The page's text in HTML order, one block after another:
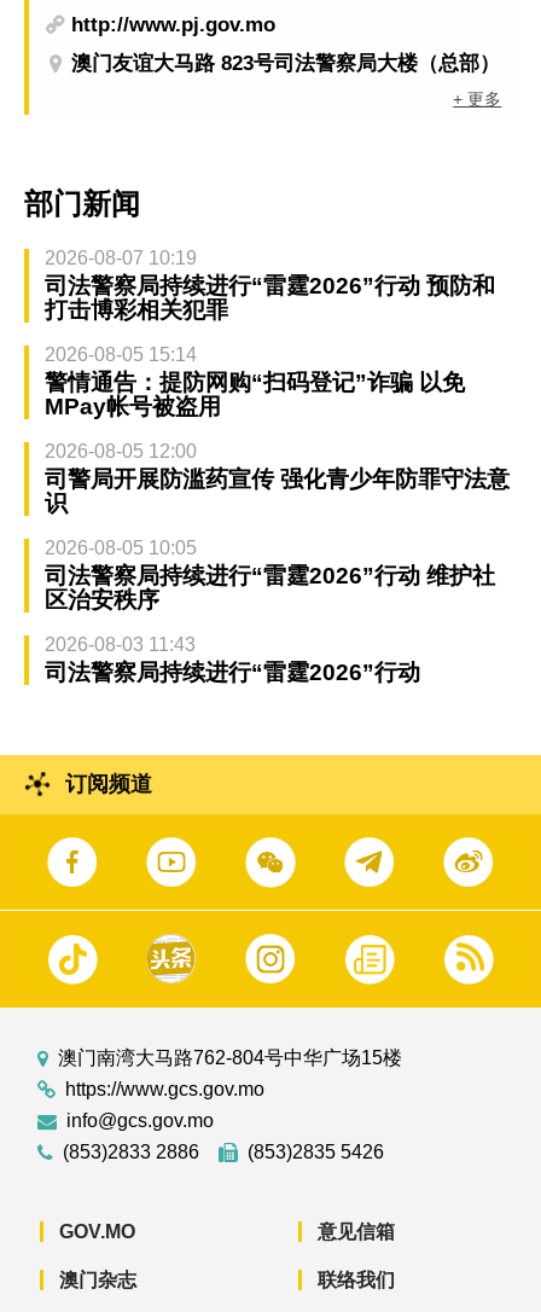
http://www.pj.gov.mo
澳门友谊大马路 823号司法警察局大楼（总部）
+ 更多
部门新闻
2026-08-07 10:19
司法警察局持续进行“雷霆2026”行动 预防和
打击博彩相关犯罪
2026-08-05 15:14
警情通告：提防网购“扫码登记”诈骗 以免
MPay帐号被盗用
2026-08-05 12:00
司警局开展防滥药宣传 强化青少年防罪守法意
识
2026-08-05 10:05
司法警察局持续进行“雷霆2026”行动 维护社
区治安秩序
2026-08-03 11:43
司法警察局持续进行“雷霆2026”行动
订阅频道
澳门南湾大马路762-804号中华广场15楼
https://www.gcs.gov.mo
info@gcs.gov.mo
(853)2833 2886
(853)2835 5426
GOV.MO
澳门杂志
意见信箱
联络我们